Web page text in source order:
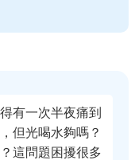
有一次半夜痛到
但光喝水夠嗎？
這問題困擾很多